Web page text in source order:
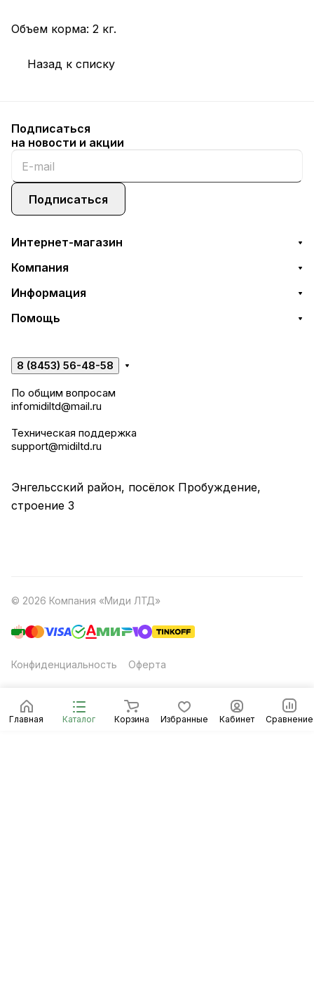
Объем корма: 2 кг.
Назад к списку
Главная Каталог Корзина Избранные Кабинет Сравнение
Подписаться
на новости и акции
Подписаться
Интернет-магазин
Компания
Информация
Помощь
8 (8453) 56-48-58
По общим вопросам
infomidiltd@mail.ru
Техническая поддержка
support@midiltd.ru
Энгельсский район, посёлок Пробуждение,
строение 3
© 2026 Компания «Миди ЛТД»
Конфиденциальность Оферта